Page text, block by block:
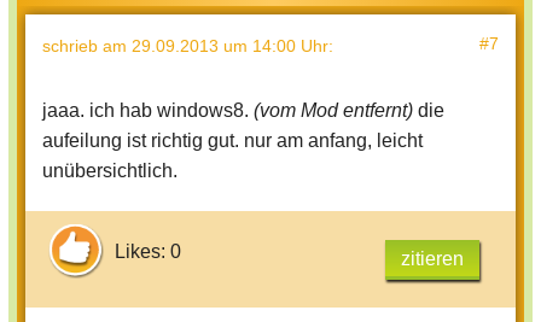
schrieb am 29.09.2013 um 14:00 Uhr: #7
jaaa. ich hab windows8. (vom Mod entfernt) die
aufeilung ist richtig gut. nur am anfang, leicht
unübersichtlich.
Likes: 0 zitieren